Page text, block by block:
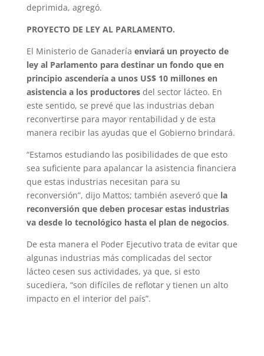
deprimida, agregó.
PROYECTO DE LEY AL PARLAMENTO.
El Ministerio de Ganadería enviará un proyecto de
ley al Parlamento para destinar un fondo que en
principio ascendería a unos US$ 10 millones en
asistencia a los productoresdel sector lácteo. En
este sentido, se prevé que las industrias deban
reconvertirse para mayor rentabilidad y de esta
manera recibir las ayudas que el Gobierno brindará.
“Estamos estudiando las posibilidades de que esto
sea suficiente para apalancar la asistencia financiera
que estas industrias necesitan para su
reconversión”, dijo Mattos; también aseveró que la
reconversión que deben procesar estas industrias
va desde lo tecnológico hasta el plan de negocios.
De esta manera el Poder Ejecutivo trata de evitar que
algunas industrias más complicadas del sector
lácteo cesen sus actividades, ya que, si esto
sucediera, “son difíciles de reflotar y tienen un alto
impacto en el interior del país”.